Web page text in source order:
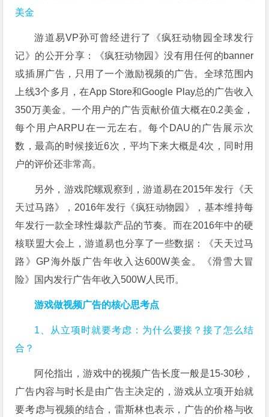
美金
游道易VP孙可曾经进行了《疯狂动物园全球发行
记》的公开分享：《疯狂动物园》没有用任何的banner
或插屏广告，只用了一个激励视频的广告。全球范围内
上线3个多月，在App Store和Google Play总的广告收入
350万美金。一个用户的广告贡献价值大概在0.2美金，
每个用户ARPU在一元左右。每个DAU的广告展示次
数，最高的时候接近6次，平均下来大概是4次，同时用
户的评价还非常高。
另外，游戏陀螺观察到，游道易在2015年发行《天
天过马路》，2016年发行《疯狂动物园》，基本维持每
年发行一款全球性爆款产品的节奏。而在2016年中的硬
核联盟大会上，游道易也分享了一些数据：《天天过马
路》GP海外版广告年收入达600W美金。《滑雪大冒
险》国内发行广告年收入500W人民币。
游戏做视频广告的核心思考点
1、从立项时就要考虑：为什么要接？接了怎么结
合？
阿伦指出，游戏中的视频广告长度一般是15-30秒，
广告内容与时长是由广告主决定的，游戏从立项开始就
要考虑与视频的结合，雷斯林也表示，广告的价格与收